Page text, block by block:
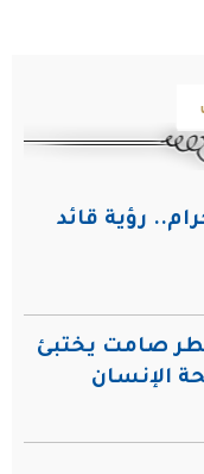
رؤية قائد
صامت يختبئ
الإنسان